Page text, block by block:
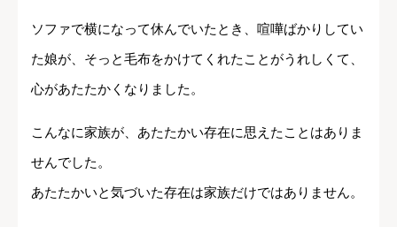
ソファで横になって休んでいたとき、喧嘩ばかりしてい
た娘が、そっと毛布をかけてくれたことがうれしくて、
心があたたかくなりました。
こんなに家族が、あたたかい存在に思えたことはありま
せんでした。
あたたかいと気づいた存在は家族だけではありません。